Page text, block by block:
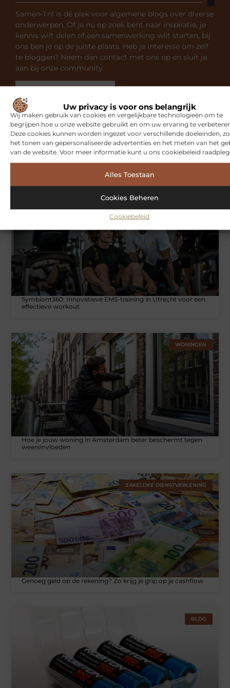
Uw privacy is voor ons belangrijk
Wij maken gebruik van cookies en vergelijkbare technologieën om te
begrijpen hoe u onze website gebruikt en om uw ervaring te
Deze cookies kunnen worden ingezet voor verschillende doeleinden,
het tonen van gepersonaliseerde advertenties en het meten van het
van de website. Voor meer informatie kunt u ons cookiebeleid
Alles Toestaan
Cookies Beheren
Cookiebeleid
Samen-1.nl is dé plek voor algemene blogs over diverse
onderwerpen. Of je nu op zoek bent naar inspiratie, je
kennis wilt delen of een samenwerking wilt starten, bij
ons ben je op de juiste plaats. Heb je interesse om zelf
te bloggen? Neem dan contact met ons op en sluit je
aan bij onze community.
Gerelateerde artikelendie u
mogelijk interesseren
Symbiont360: Innovatieve EMS-training in Utrecht voor een
effectieve workout
WONINGEN
Hoe je jouw woning in Amsterdam beter beschermt tegen
weersinvloeden
ZAKELIJKE DIENSTVERLENING
Genoeg geld op de rekening? Zo krijg je grip op je cashflow
BLOG